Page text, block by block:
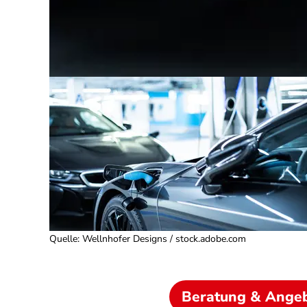
Quelle: Wellnhofer Designs / stock.adobe.com
Beratung &